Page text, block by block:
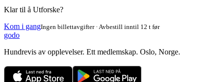
Klar til å Utforske?
Kom i gangIngen billettavgifter · Avbestill inntil 12 t før
godo
Hundrevis av opplevelser. Ett medlemskap. Oslo, Norge.